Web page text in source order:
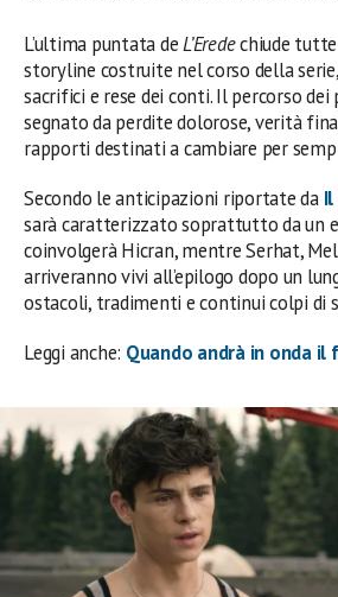
L’ultima puntata deL’Eredechiude
storyline costruite nel corso della
sacrifici e rese dei conti. Il percorso
segnato da perdite dolorose, verità
rapporti destinati a cambiare per
Secondo le anticipazioni riportate da
sarà caratterizzato soprattutto da un
coinvolgerà Hicran, mentre Serhat,
arriveranno vivi all’epilogo dopo un
ostacoli, tradimenti e continui colpi di
Leggi anche: Quando andrà in onda il